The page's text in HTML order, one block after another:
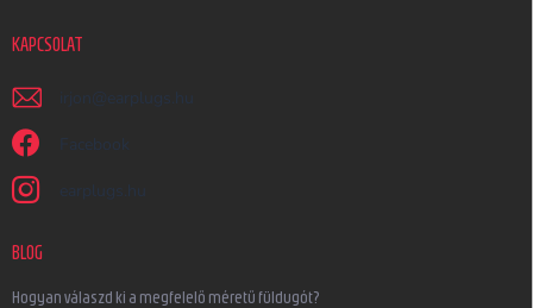
KAPCSOLAT
irjon @ earplugs.hu
Facebook
earplugs.hu
BLOG
Hogyan válaszd ki a megfelelő méretű füldugót?